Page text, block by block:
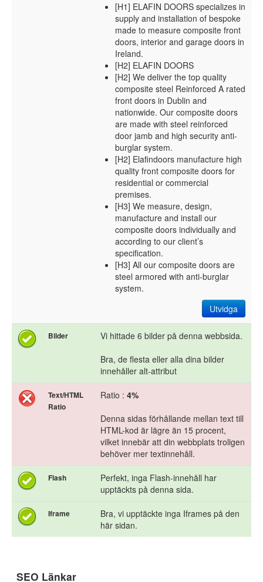
[H1] ELAFIN DOORS specializes in
supply and installation of bespoke
made to measure composite front
doors, interior and garage doors in
Ireland.
[H2] ELAFIN DOORS
[H2] We deliver the top quality
composite steel Reinforced A rated
front doors in Dublin and
nationwide. Our composite doors
are made with steel reinforced
door jamb and high security anti-
burglar system.
[H2] Elafindoors manufacture high
quality front composite doors for
residential or commercial
premises.
[H3] We measure, design,
manufacture and install our
composite doors individually and
according to our client’s
specification.
[H3] All our composite doors are
steel armored with anti-burglar
system.
Utvidga
Bilder
Vi hittade 6 bilder på denna webbsida.
Bra, de flesta eller alla dina bilder
innehåller alt-attribut
Text/HTML
Ratio
Ratio : 4%
Denna sidas förhållande mellan text till
HTML-kod är lägre än 15 procent,
vilket innebär att din webbplats troligen
behöver mer textinnehåll.
Flash
Perfekt, inga Flash-innehåll har
upptäckts på denna sida.
Iframe
Bra, vi upptäckte inga Iframes på den
här sidan.
SEO Länkar